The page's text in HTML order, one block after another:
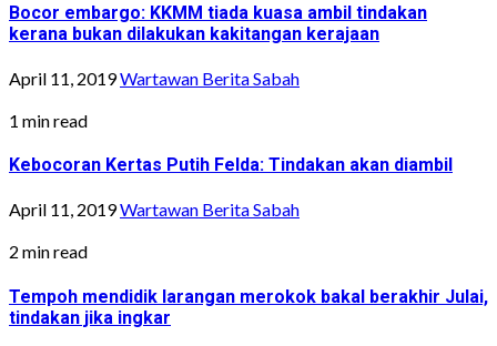
Bocor embargo: KKMM tiada kuasa ambil tindakan
kerana bukan dilakukan kakitangan kerajaan
April 11, 2019Wartawan Berita Sabah
1 min read
Kebocoran Kertas Putih Felda: Tindakan akan diambil
April 11, 2019Wartawan Berita Sabah
2 min read
Tempoh mendidik larangan merokok bakal berakhir Julai,
tindakan jika ingkar